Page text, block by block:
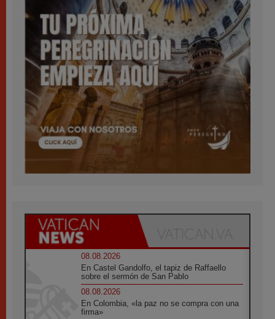
08.08.2026
En Castel Gandolfo, el tapiz de Raffaello
sobre el sermón de San Pablo
08.08.2026
En Colombia, «la paz no se compra con una
firma»